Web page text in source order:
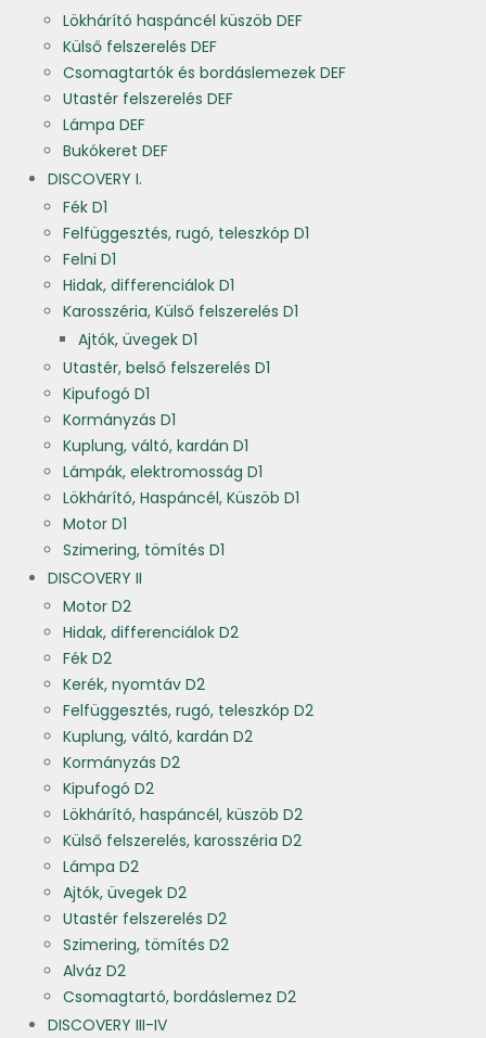
Lökhárító haspáncél küszöb DEF
Külső felszerelés DEF
Csomagtartók és bordáslemezek DEF
Utastér felszerelés DEF
Lámpa DEF
Bukókeret DEF
DISCOVERY I.
Fék D1
Felfüggesztés, rugó, teleszkóp D1
Felni D1
Hidak, differenciálok D1
Karosszéria, Külső felszerelés D1
Ajtók, üvegek D1
Utastér, belső felszerelés D1
Kipufogó D1
Kormányzás D1
Kuplung, váltó, kardán D1
Lámpák, elektromosság D1
Lökhárító, Haspáncél, Küszöb D1
Motor D1
Szimering, tömítés D1
DISCOVERY II
Motor D2
Hidak, differenciálok D2
Fék D2
Kerék, nyomtáv D2
Felfüggesztés, rugó, teleszkóp D2
Kuplung, váltó, kardán D2
Kormányzás D2
Kipufogó D2
Lökhárító, haspáncél, küszöb D2
Külső felszerelés, karosszéria D2
Lámpa D2
Ajtók, üvegek D2
Utastér felszerelés D2
Szimering, tömítés D2
Alváz D2
Csomagtartó, bordáslemez D2
DISCOVERY III-IV